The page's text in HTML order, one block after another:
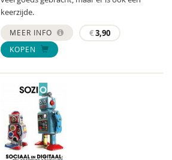
keerzijde.
MEER INFO €3,90
KOPEN